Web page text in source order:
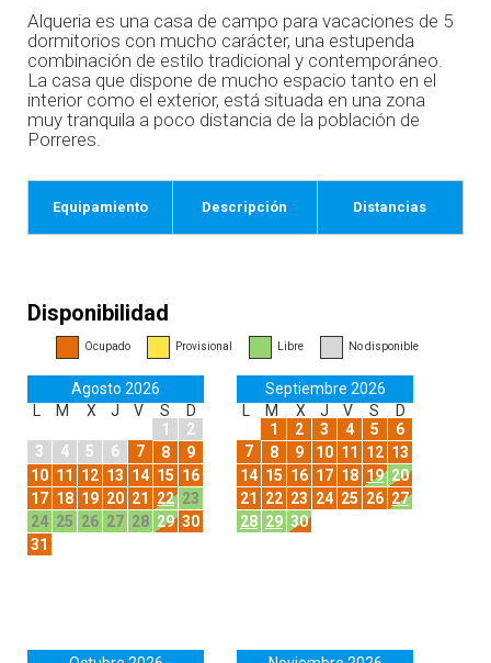
Alqueria es una casa de campo para vacaciones de 5
dormitorios con mucho carácter, una estupenda
combinación de estilo tradicional y contemporáneo.
La casa que dispone de mucho espacio tanto en el
interior como el exterior, está situada en una zona
muy tranquila a poco distancia de la población de
Porreres.
Equipamiento Descripción Distancias
Disponibilidad
Ocupado Provisional Libre No disponible
Agosto 2026
M X J V S
D
1
2
3
4 5 6 7 8
9
10 11 12 13 14 15 16
17 18 19 20 21 22 23
24 25 26 27 28 29 30
31
Septiembre 2026
M X J V S
D
1
2 3 4 5
6
7
8 9 10 11 12 13
14 15 16 17 18 19 20
21
22 23 24 25 26 27
28 29 30